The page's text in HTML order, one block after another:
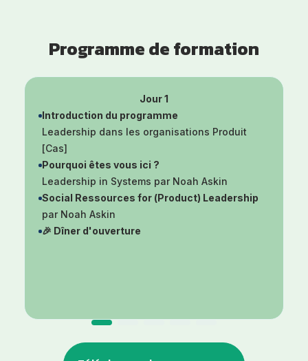
Programme de formation
Jour 1
Introduction du programme
Leadership dans les organisations Produit
[Cas]
Pourquoi êtes vous ici ?
Leadership in Systems par Noah Askin
Social Ressources for (Product) Leadership
par Noah Askin
🎉 Dîner d'ouverture